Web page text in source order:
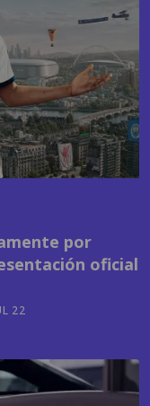
oficial
22